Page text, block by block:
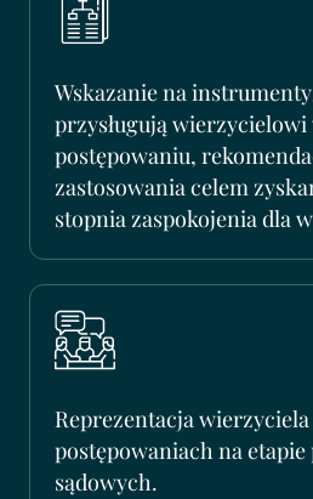
Wskazanie na
przysługują
postępowaniu,
zastosowania celem
stopnia zaspokojenia dla
Reprezentacja
postępowaniach na
sądowych.